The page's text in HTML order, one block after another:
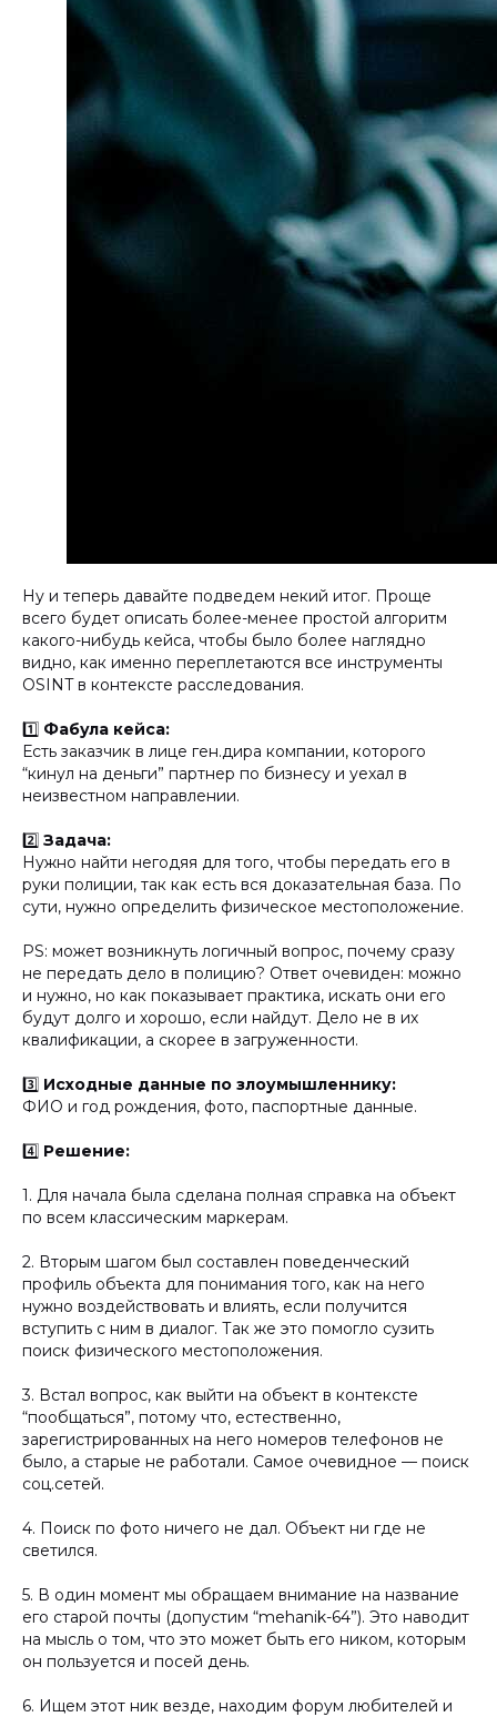
Ну и теперь давайте подведем некий итог. Проще
всего будет описать более-менее простой алгоритм
какого-нибудь кейса, чтобы было более наглядно
видно, как именно переплетаются все инструменты
OSINT в контексте расследования.
1️⃣ Фабула кейса:
Есть заказчик в лице ген.дира компании, которого
“кинул на деньги” партнер по бизнесу и уехал в
неизвестном направлении.
2️⃣ Задача:
Нужно найти негодяя для того, чтобы передать его в
руки полиции, так как есть вся доказательная база. По
сути, нужно определить физическое местоположение.
PS: может возникнуть логичный вопрос, почему сразу
не передать дело в полицию? Ответ очевиден: можно
и нужно, но как показывает практика, искать они его
будут долго и хорошо, если найдут. Дело не в их
квалификации, а скорее в загруженности.
3️⃣ Исходные данные по злоумышленнику:
ФИО и год рождения, фото, паспортные данные.
4️⃣ Решение:
1. Для начала была сделана полная справка на объект
по всем классическим маркерам.
2. Вторым шагом был составлен поведенческий
профиль объекта для понимания того, как на него
нужно воздействовать и влиять, если получится
вступить с ним в диалог. Так же это помогло сузить
поиск физического местоположения.
3. Встал вопрос, как выйти на объект в контексте
“пообщаться”, потому что, естественно,
зарегистрированных на него номеров телефонов не
было, а старые не работали. Самое очевидное — поиск
соц.сетей.
4. Поиск по фото ничего не дал. Объект ни где не
светился.
5. В один момент мы обращаем внимание на название
его старой почты (допустим “mehanik-64”). Это наводит
на мысль о том, что это может быть его ником, которым
он пользуется и посей день.
6. Ищем этот ник везде, находим форум любителей и